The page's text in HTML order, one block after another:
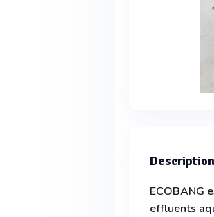
ECOBANG
effluents